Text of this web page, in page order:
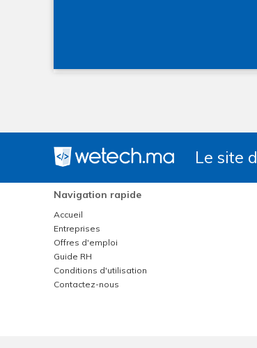
Le site
Navigation rapide
Accueil
Entreprises
Offres d'emploi
Guide RH
Conditions d'utilisation
Contactez-nous